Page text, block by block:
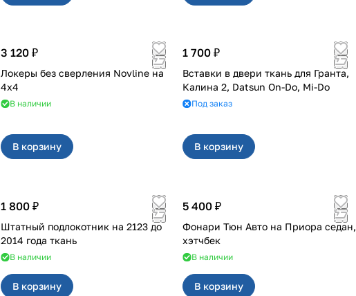
3 120 ₽
Локеры без сверления Novline на
4х4
В наличии
В корзину
1 700 ₽
Вставки в двери ткань для Гранта,
Калина 2, Datsun On-Do, Mi-Do
Под заказ
В корзину
1 800 ₽
Штатный подлокотник на 2123 до
2014 года ткань
В наличии
В корзину
5 400 ₽
Фонари Тюн Авто на Приора седан,
хэтчбек
В наличии
В корзину